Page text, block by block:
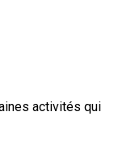
activités qui